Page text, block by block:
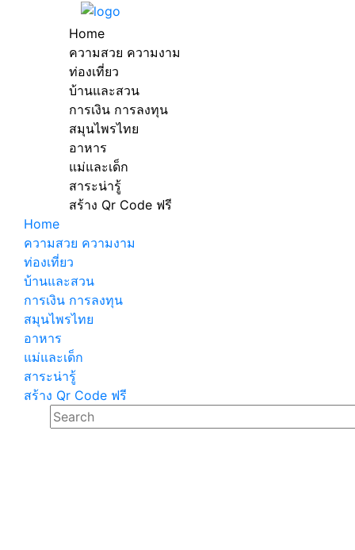
Home
ความสวย ความงาม
ท่องเที่ยว
บ้านและสวน
การเงิน การลงทุน
สมุนไพรไทย
อาหาร
แม่และเด็ก
สาระน่ารู้
สร้าง Qr Code ฟรี
Home
ความสวย ความงาม
ท่องเที่ยว
บ้านและสวน
การเงิน การลงทุน
สมุนไพรไทย
อาหาร
แม่และเด็ก
สาระน่ารู้
สร้าง Qr Code ฟรี